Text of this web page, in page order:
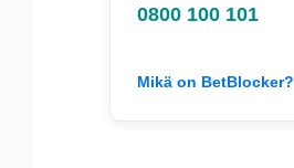
0800 100 101
Mikä on BetBlocker?